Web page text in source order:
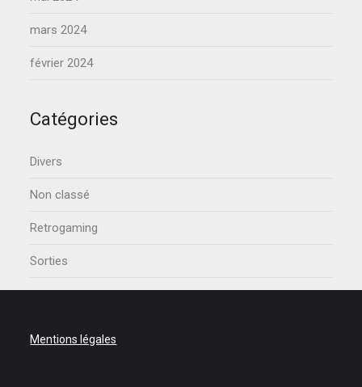
mars 2024
février 2024
Catégories
Divers
Non classé
Retrogaming
Sorties
Mentions légales